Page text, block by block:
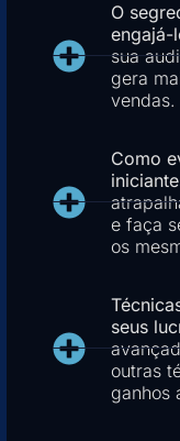
O
engajá-
sua
gera
vendas.
Como
e faça
os
seus
outras
ganhos